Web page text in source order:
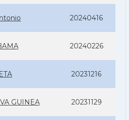
20240416
20240226
20231216
GUINEA 20231129